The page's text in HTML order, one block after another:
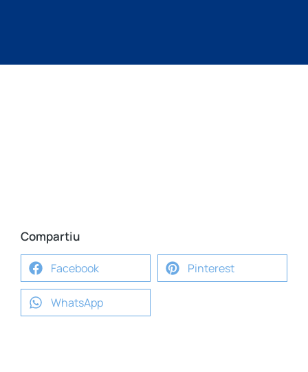
Compartiu
Facebook Pinterest
WhatsApp